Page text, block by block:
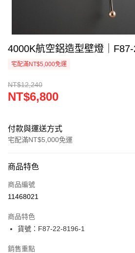
4000K航空鋁造型壁燈｜
宅配滿NT$5,000免運
NT$12,240
NT$6,800
付款與運送方式
宅配滿NT$5,000免運
信用卡一次付款
LINE Pay
街口支付
悠遊付
商品特色
商品編號
11468021
商品特色
貨號：F87-22-8196-1
銷售重點